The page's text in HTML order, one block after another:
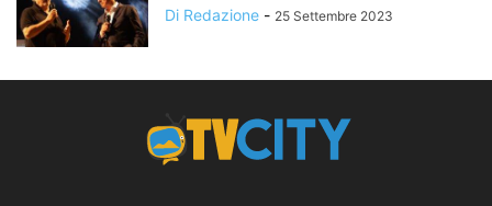
Di Redazione - 25 Settembre 2023